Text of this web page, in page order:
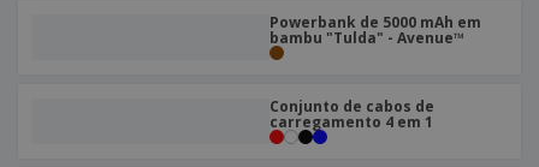
Powerbank de 5000 mAh em
bambu "Tulda" - Avenue™
Conjunto de cabos de
carregamento 4 em 1